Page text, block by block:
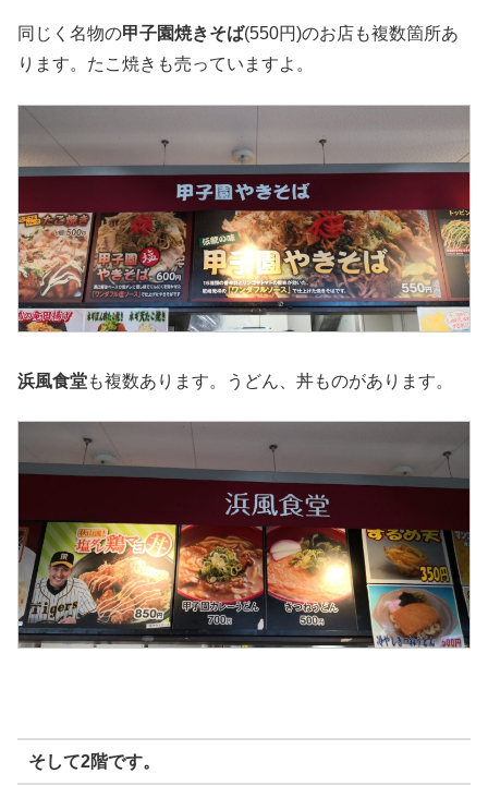
同じく名物の甲子園焼きそば(550円)のお店も複数箇所あ
ります。たこ焼きも売っていますよ。
浜風食堂も複数あります。うどん、丼ものがあります。
そして2階です。